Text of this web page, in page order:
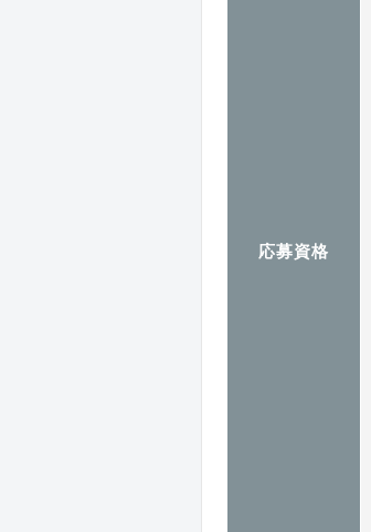
応募資格